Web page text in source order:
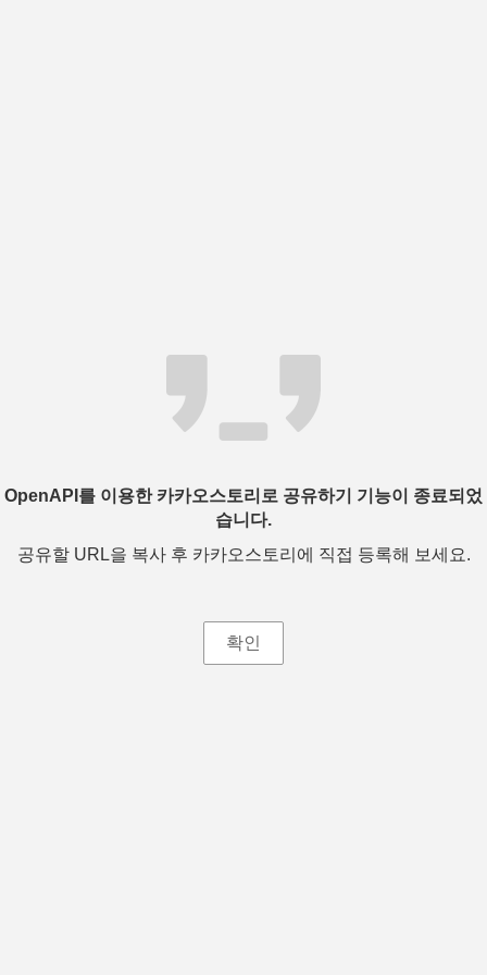
OpenAPI를 이용한 카카오스토리로 공유하기 기능이 종료되었
습니다.
공유할 URL을 복사 후 카카오스토리에 직접 등록해 보세요.
확인